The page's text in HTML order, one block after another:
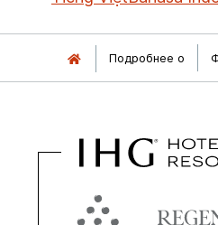
Подробнее о